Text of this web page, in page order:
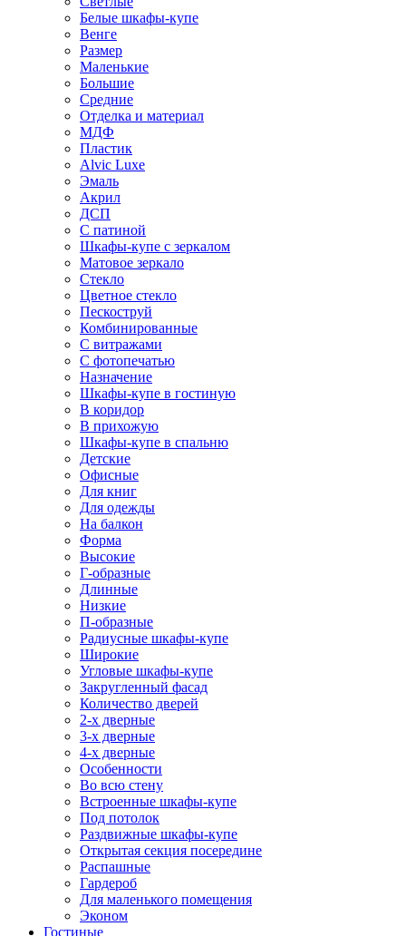
Белые шкафы-купе
Венге
Размер
Маленькие
Большие
Средние
Отделка и материал
МДФ
Пластик
Alvic Luxe
Эмаль
Акрил
ДСП
С патиной
Шкафы-купе с зеркалом
Матовое зеркало
Стекло
Цветное стекло
Пескоструй
Комбинированные
С витражами
С фотопечатью
Назначение
Шкафы-купе в гостиную
В коридор
В прихожую
Шкафы-купе в спальню
Детские
Офисные
Для книг
Для одежды
На балкон
Форма
Высокие
Г-образные
Длинные
Низкие
П-образные
Радиусные шкафы-купе
Широкие
Угловые шкафы-купе
Закругленный фасад
Количество дверей
2-х дверные
3-х дверные
4-х дверные
Особенности
Во всю стену
Встроенные шкафы-купе
Под потолок
Раздвижные шкафы-купе
Открытая секция посередине
Распашные
Гардероб
Для маленького помещения
Эконом
Гостиные